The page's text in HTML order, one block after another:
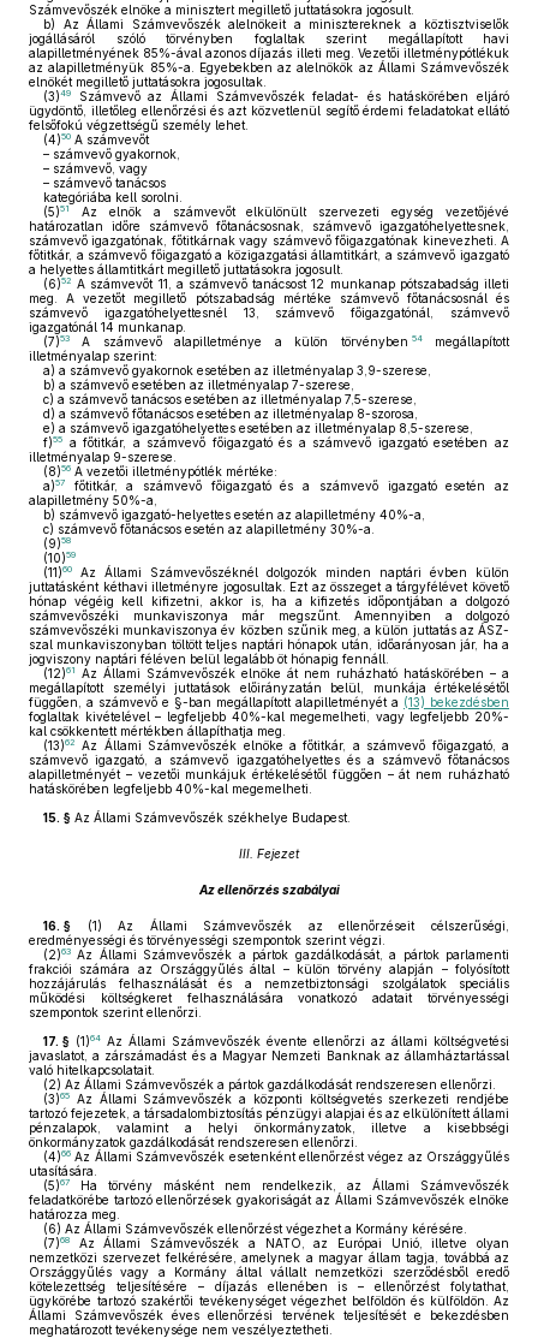
Számvevőszék elnöke a minisztert megillető juttatásokra jogosult.
b) Az Állami Számvevőszék alelnökeit a minisztereknek a köztisztviselők
jogállásáról szóló törvényben foglaltak szerint megállapított havi
alapilletményének 85%-ával azonos díjazás illeti meg. Vezetői illetménypótlékuk
az alapilletményük 85%-a. Egyebekben az alelnökök az Állami Számvevőszék
elnökét megillető juttatásokra jogosultak.
(3)49
Számvevő az Állami Számvevőszék feladat- és hatáskörében eljáró
ügydöntő, illetőleg ellenőrzési és azt közvetlenül segítő érdemi feladatokat ellátó
felsőfokú végzettségű személy lehet.
(4)50 A számvevőt
– számvevő gyakornok,
– számvevő, vagy
– számvevő tanácsos
kategóriába kell sorolni.
(5)51
Az elnök a számvevőt elkülönült szervezeti egység vezetőjévé
határozatlan időre számvevő főtanácsosnak, számvevő igazgatóhelyettesnek,
számvevő igazgatónak, főtitkárnak vagy számvevő főigazgatónak kinevezheti. A
főtitkár, a számvevő főigazgató a közigazgatási államtitkárt, a számvevő igazgató
a helyettes államtitkárt megillető juttatásokra jogosult.
(6)52 A számvevőt 11, a számvevő tanácsost 12 munkanap pótszabadság illeti
meg. A vezetőt megillető pótszabadság mértéke számvevő főtanácsosnál és
számvevő igazgatóhelyettesnél 13, számvevő főigazgatónál, számvevő
igazgatónál 14 munkanap.
(7)53 A számvevő alapilletménye a külön törvényben 54megállapított
illetményalap szerint:
a) a számvevő gyakornok esetében az illetményalap 3,9-szerese,
b) a számvevő esetében az illetményalap 7-szerese,
c) a számvevő tanácsos esetében az illetményalap 7,5-szerese,
d) a számvevő főtanácsos esetében az illetményalap 8-szorosa,
e) a számvevő igazgatóhelyettes esetében az illetményalap 8,5-szerese,
f)55
a főtitkár, a számvevő főigazgató és a számvevő igazgató esetében az
illetményalap 9-szerese.
(8)56 A vezetői illetménypótlék mértéke:
a)57
főtitkár, a számvevő főigazgató és a számvevő igazgató esetén az
alapilletmény 50%-a,
b) számvevő igazgató-helyettes esetén az alapilletmény 40%-a,
c) számvevő főtanácsos esetén az alapilletmény 30%-a.
(9)58
(10)59
(11)60
Az Állami Számvevőszéknél dolgozók minden naptári évben külön
juttatásként kéthavi illetményre jogosultak. Ezt az összeget a tárgyfélévet követő
hónap végéig kell kifizetni, akkor is, ha a kifizetés időpontjában a dolgozó
számvevőszéki munkaviszonya már megszűnt. Amennyiben a dolgozó
számvevőszéki munkaviszonya év közben szűnik meg, a külön juttatás az ÁSZ-
szal munkaviszonyban töltött teljes naptári hónapok után, időarányosan jár, ha a
jogviszony naptári féléven belül legalább öt hónapig fennáll.
(12)61
Az Állami Számvevőszék elnöke át nem ruházható hatáskörében – a
megállapított személyi juttatások előirányzatán belül, munkája értékelésétől
függően, a számvevő e §-ban megállapított alapilletményét a (13) bekezdésben
foglaltak kivételével – legfeljebb 40%-kal megemelheti, vagy legfeljebb 20%-
kal csökkentett mértékben állapíthatja meg.
(13)62
Az Állami Számvevőszék elnöke a főtitkár, a számvevő főigazgató, a
számvevő igazgató, a számvevő igazgatóhelyettes és a számvevő főtanácsos
alapilletményét – vezetői munkájuk értékelésétől függően – át nem ruházható
hatáskörében legfeljebb 40%-kal megemelheti.
15. § Az Állami Számvevőszék székhelye Budapest.
III. Fejezet
Az ellenőrzés szabályai
16. § (1) Az Állami Számvevőszék az ellenőrzéseit célszerűségi,
eredményességi és törvényességi szempontok szerint végzi.
(2)63 Az Állami Számvevőszék a pártok gazdálkodását, a pártok parlamenti
frakciói számára az Országgyűlés által – külön törvény alapján – folyósított
hozzájárulás felhasználását és a nemzetbiztonsági szolgálatok speciális
működési költségkeret felhasználására vonatkozó adatait törvényességi
szempontok szerint ellenőrzi.
17. § (1)64 Az Állami Számvevőszék évente ellenőrzi az állami költségvetési
javaslatot, a zárszámadást és a Magyar Nemzeti Banknak az államháztartással
való hitelkapcsolatait.
(2) Az Állami Számvevőszék a pártok gazdálkodását rendszeresen ellenőrzi.
(3)65
Az Állami Számvevőszék a központi költségvetés szerkezeti rendjébe
tartozó fejezetek, a társadalombiztosítás pénzügyi alapjai és az elkülönített állami
pénzalapok, valamint a helyi önkormányzatok, illetve a kisebbségi
önkormányzatok gazdálkodását rendszeresen ellenőrzi.
(4)66 Az Állami Számvevőszék esetenként ellenőrzést végez az Országgyűlés
utasítására.
(5)67
Ha törvény másként nem rendelkezik, az Állami Számvevőszék
feladatkörébe tartozó ellenőrzések gyakoriságát az Állami Számvevőszék elnöke
határozza meg.
(6) Az Állami Számvevőszék ellenőrzést végezhet a Kormány kérésére.
(7)68
Az Állami Számvevőszék a NATO, az Európai Unió, illetve olyan
nemzetközi szervezet felkérésére, amelynek a magyar állam tagja, továbbá az
Országgyűlés vagy a Kormány által vállalt nemzetközi szerződésből eredő
kötelezettség teljesítésére – díjazás ellenében is – ellenőrzést folytathat,
ügykörébe tartozó szakértői tevékenységet végezhet belföldön és külföldön. Az
Állami Számvevőszék éves ellenőrzési tervének teljesítését e bekezdésben
meghatározott tevékenysége nem veszélyeztetheti.